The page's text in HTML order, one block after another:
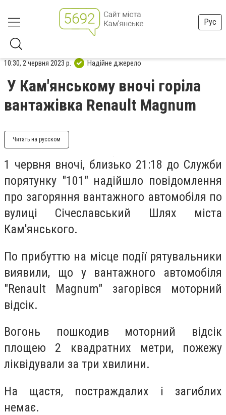
Рус
10:30, 2 червня 2023 р. Надійне джерело
У Кам'янському вночі горіла
вантажівка Renault Magnum
Читать на русском
1 червня вночі, близько 21:18 до Служби
порятунку "101" надійшло повідомлення
про загоряння вантажного автомобіля по
вулиці Січеславський Шлях міста
Кам'янського.
По прибуттю на місце події рятувальники
виявили, що у вантажного автомобіля
"Renault Magnum" загорівся моторний
відсік.
Вогонь пошкодив моторний відсік
площею 2 квадратних метри, пожежу
ліквідували за три хвилини.
На щастя, постраждалих і загиблих
немає.